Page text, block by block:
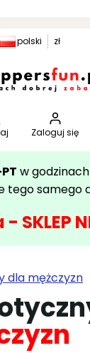
polski zł
wyszukiwarkę
Zaloguj się
w godzinach
tego samego
SKLEP